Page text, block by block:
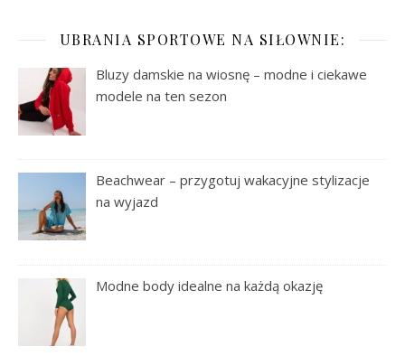
UBRANIA SPORTOWE NA SIŁOWNIE:
Bluzy damskie na wiosnę – modne i ciekawe
modele na ten sezon
Beachwear – przygotuj wakacyjne stylizacje
na wyjazd
Modne body idealne na każdą okazję